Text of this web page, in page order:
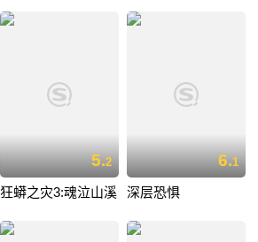
5.2
狂蟒之灾3:魂泣山溪
6.1
深层恐惧